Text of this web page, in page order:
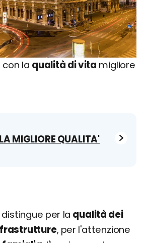
la qualità di vita migliore
MIGLIORE QUALITA'
per la qualità dei
, per l'attenzione